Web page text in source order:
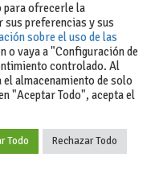
para ofrecerle la
preferencias y sus
sobre el uso de las
o vaya a "Configuración de
controlado. Al
almacenamiento de solo
"Aceptar Todo", acepta el
Todo Rechazar Todo